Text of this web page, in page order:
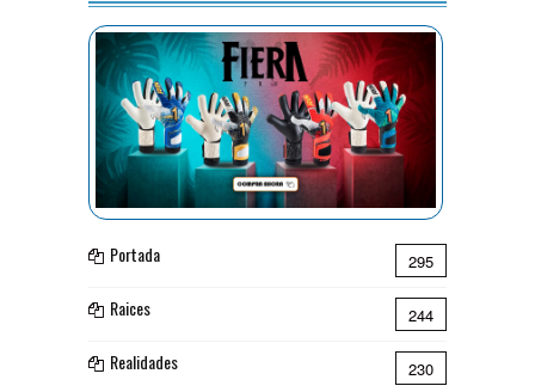
Portada 295
Raices 244
Realidades 230